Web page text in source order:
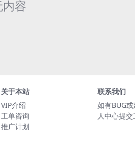
容
关于本站
VIP介绍
工单咨询
推广计划
联系我们
如有BUG
人中心提交